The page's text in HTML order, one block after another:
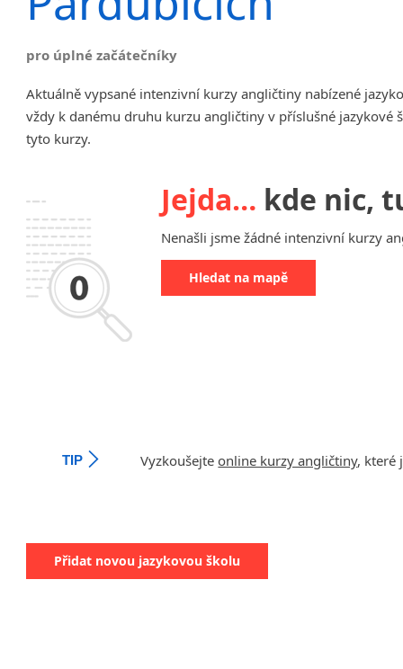
Chrudim
Klatovy
Kolín
Vysoká nad Labem
pro úplné začátečníky
Aktuálně vypsané intenzivní kurzy angličtiny nabízené
vždy k danému druhu kurzu angličtiny v příslušné
tyto kurzy.
Jejda… kde nic,
Nenašli jsme žádné intenzivní kurzy
Hledat na mapě
TIP Vyzkoušejte online kurzy angličtiny, které
Přidat novou jazykovou školu